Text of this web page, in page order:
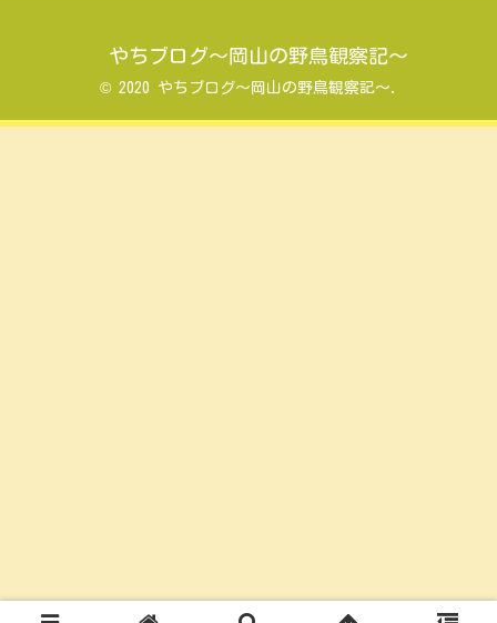
やちブログ～岡山の野鳥観察記～
© 2020 やちブログ～岡山の野鳥観察記～.